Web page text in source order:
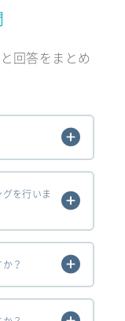
回答をまとめ
を行いま
？